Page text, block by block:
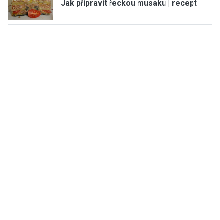
Jak připravit řeckou musaku | recept